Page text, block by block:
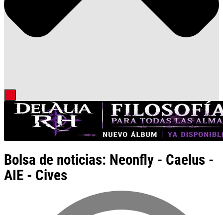
Bolsa de noticias: Neonfly - Caelus -
AIE - Cives